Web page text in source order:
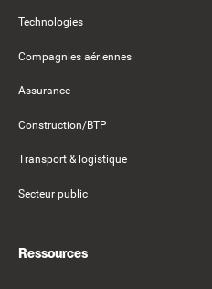
Technologies
Compagnies aériennes
Assurance
Construction/BTP
Transport & logistique
Secteur public
Ressources